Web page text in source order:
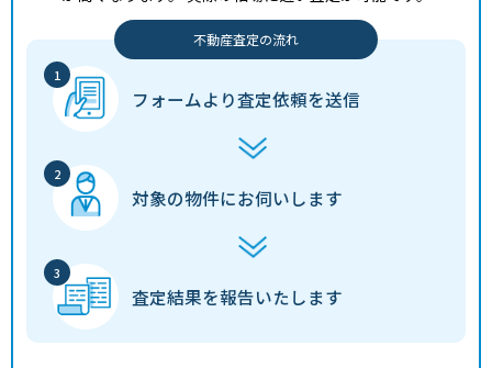
不動産査定の流れ
フォームより査定依頼を送信
対象の物件にお伺いします
査定結果を報告いたします